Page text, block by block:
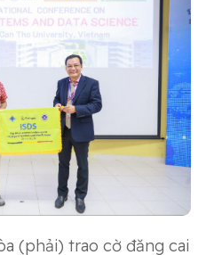
(phải) trao cờ đăng cai